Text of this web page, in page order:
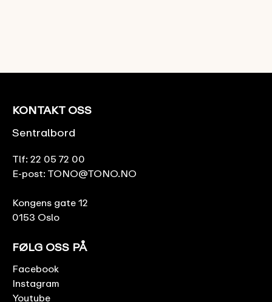
KONTAKT OSS
Sentralbord
Tlf: 22 05 72 00
E-post: TONO@TONO.NO
Kongens gate 12
0153 Oslo
FØLG OSS PÅ
Facebook
Instagram
Youtube